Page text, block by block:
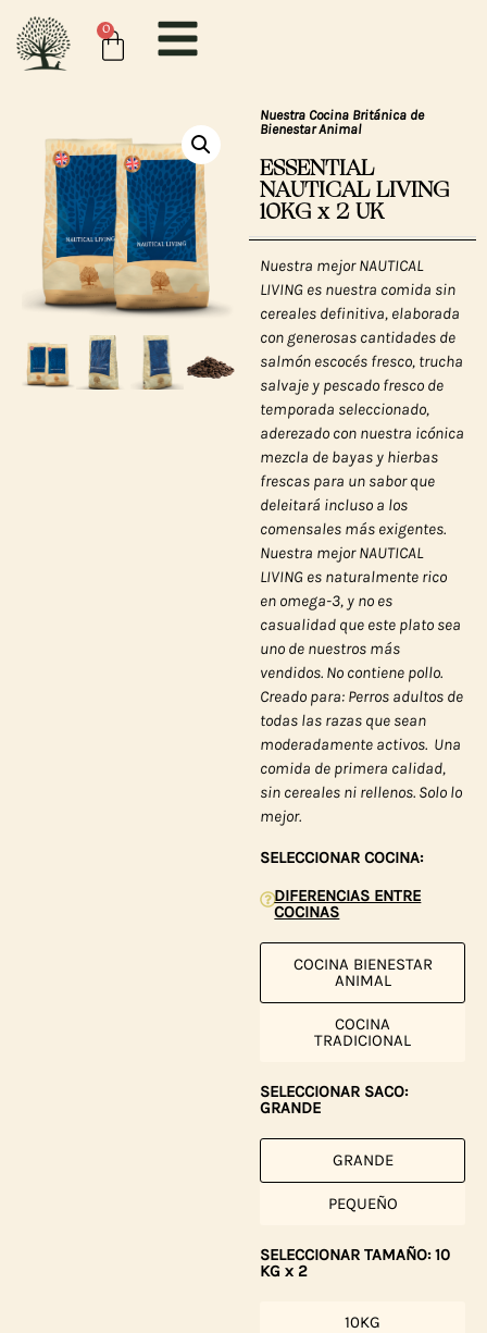
0
Nuestra Cocina Británica de
Bienestar Animal
ESSENTIAL
NAUTICAL LIVING
10KG x 2 UK
Nuestra mejor NAUTICAL
LIVING es nuestra comida sin
cereales definitiva, elaborada
con generosas cantidades de
salmón escocés fresco, trucha
salvaje y pescado fresco de
temporada seleccionado,
aderezado con nuestra icónica
mezcla de bayas y hierbas
frescas para un sabor que
deleitará incluso a los
comensales más exigentes.
Nuestra mejor NAUTICAL
LIVING es naturalmente rico
en omega-3, y no es
casualidad que este plato sea
uno de nuestros más
vendidos. No contiene pollo.
Creado para: Perros adultos de
todas las razas que sean
moderadamente activos. Una
comida de primera calidad,
sin cereales ni rellenos. Solo lo
mejor.
SELECCIONAR COCINA:
DIFERENCIAS ENTRE
COCINAS
COCINA BIENESTAR
ANIMAL
COCINA
TRADICIONAL
SELECCIONAR SACO:
GRANDE
GRANDE
PEQUEÑO
SELECCIONAR TAMAÑO: 10
KG x 2
10KG